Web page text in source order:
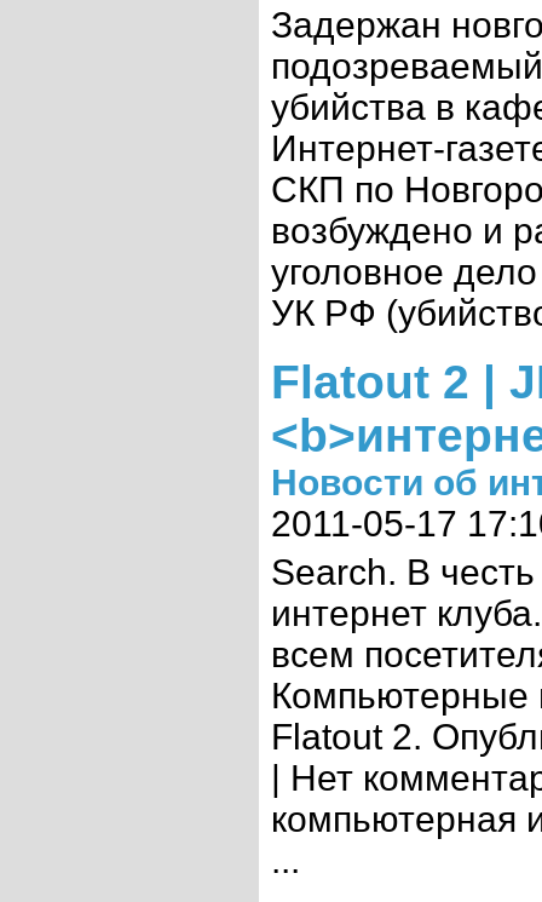
Задержан
убийства в
Интернет-
СКП по
возбуждено и
уголовное
УК РФ
Flatout 2 |
Новости об
2011-05-17
Search. В
интернет
всем
Компьютерные
Flatout 2.
| Нет
компьютерная
...